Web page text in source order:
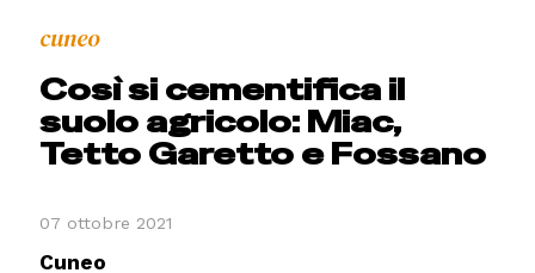
cuneo
Così si cementifica il
suolo agricolo: Miac,
Tetto Garetto e Fossano
07 ottobre 2021
Cuneo